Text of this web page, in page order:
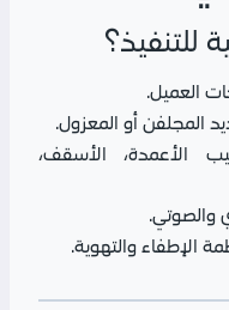
للتنفيذ؟
العميل.
المجلفن أو المعزول.
الأعمدة، الأسقف،
والصوتي.
الإطفاء والتهوية.